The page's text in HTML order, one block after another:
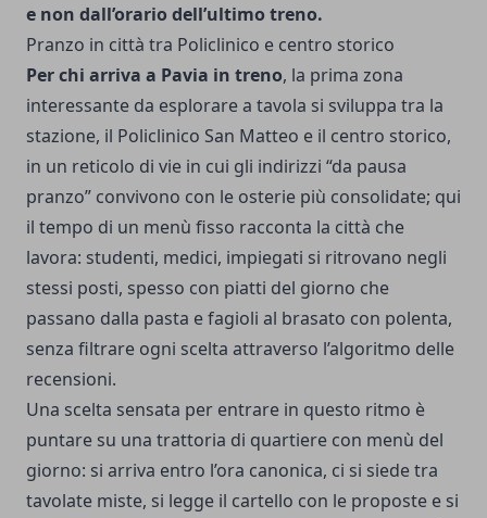
e non dall’orario dell’ultimo treno.
Pranzo in città tra Policlinico e centro storico
Per chi arriva a Pavia in treno, la prima zona
interessante da esplorare a tavola si sviluppa tra la
stazione, il Policlinico San Matteo e il centro storico,
in un reticolo di vie in cui gli indirizzi “da pausa
pranzo” convivono con le osterie più consolidate; qui
il tempo di un menù fisso racconta la città che
lavora: studenti, medici, impiegati si ritrovano negli
stessi posti, spesso con piatti del giorno che
passano dalla pasta e fagioli al brasato con polenta,
senza filtrare ogni scelta attraverso l’algoritmo delle
recensioni.
Una scelta sensata per entrare in questo ritmo è
puntare su una trattoria di quartiere con menù del
giorno: si arriva entro l’ora canonica, ci si siede tra
tavolate miste, si legge il cartello con le proposte e si